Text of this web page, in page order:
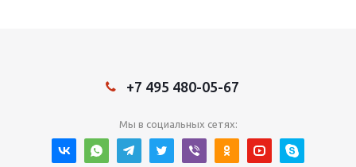
+7 495 480-05-67
Мы в социальных сетях: